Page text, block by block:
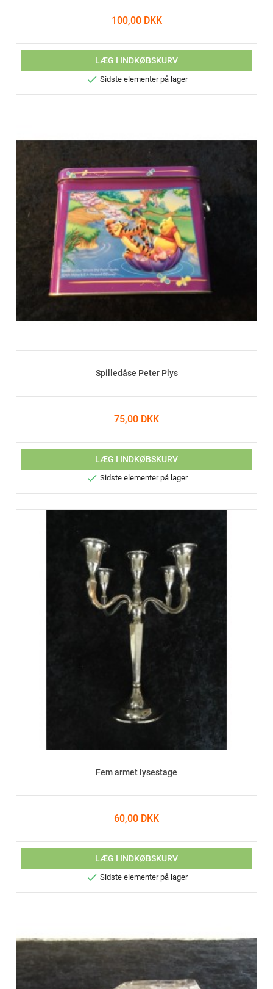
100,00 DKK
LÆG I INDKØBSKURV
 Sidste elementer på lager
Spilledåse Peter Plys
75,00 DKK
LÆG I INDKØBSKURV
 Sidste elementer på lager
Fem armet lysestage
60,00 DKK
LÆG I INDKØBSKURV
 Sidste elementer på lager